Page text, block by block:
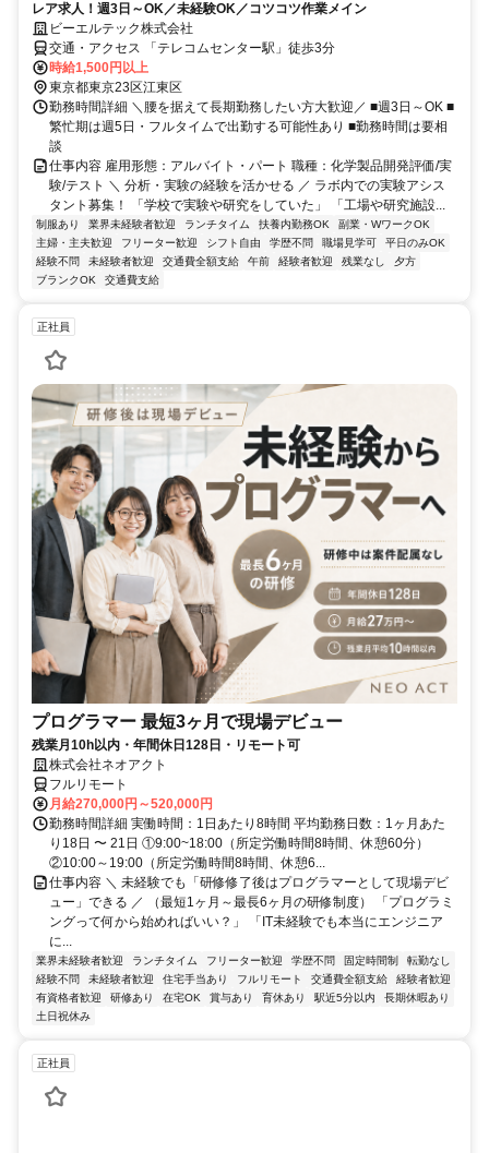
レア求人！週3日～OK／未経験OK／コツコツ作業メイン
ビーエルテック株式会社
交通・アクセス 「テレコムセンター駅」徒歩3分
時給1,500円以上
東京都東京23区江東区
勤務時間詳細 ＼腰を据えて長期勤務したい方大歓迎／ ■週3日～OK ■
繁忙期は週5日・フルタイムで出勤する可能性あり ■勤務時間は要相
談
仕事内容 雇用形態：アルバイト・パート 職種：化学製品開発評価/実
験/テスト ＼ 分析・実験の経験を活かせる ／ ラボ内での実験アシス
タント募集！ 「学校で実験や研究をしていた」 「工場や研究施設...
制服あり 業界未経験者歓迎 ランチタイム 扶養内勤務OK
副業・WワークOK
主婦・主夫歓迎
フリーター歓迎 シフト自由 学歴不問 職場見学可
平日のみOK
経験不問
未経験者歓迎 交通費全額支給 午前 経験者歓迎 残業なし
夕方
ブランクOK
交通費支給
正社員
プログラマー 最短3ヶ月で現場デビュー
残業月10h以内・年間休日128日・リモート可
株式会社ネオアクト
フルリモート
月給270,000円～520,000円
勤務時間詳細 実働時間：1日あたり8時間 平均勤務日数：1ヶ月あた
り18日 〜 21日 ①9:00~18:00（所定労働時間8時間、休憩60分）
②10:00～19:00（所定労働時間8時間、休憩6...
仕事内容 ＼ 未経験でも「研修修了後はプログラマーとして現場デビ
ュー」できる ／ （最短1ヶ月～最長6ヶ月の研修制度） 「プログラミ
ングって何から始めればいい？」 「IT未経験でも本当にエンジニア
に...
業界未経験者歓迎 ランチタイム フリーター歓迎 学歴不問 固定時間制
転勤なし
経験不問
未経験者歓迎 住宅手当あり フルリモート 交通費全額支給
経験者歓迎
有資格者歓迎
研修あり 在宅OK 賞与あり 育休あり 駅近5分以内
長期休暇あり
土日祝休み
正社員